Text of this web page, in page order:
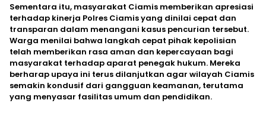
Sementara itu, masyarakat Ciamis memberikan apresiasi
terhadap kinerja Polres Ciamis yang dinilai cepat dan
transparan dalam menangani kasus pencurian tersebut.
Warga menilai bahwa langkah cepat pihak kepolisian
telah memberikan rasa aman dan kepercayaan bagi
masyarakat terhadap aparat penegak hukum. Mereka
berharap upaya ini terus dilanjutkan agar wilayah Ciamis
semakin kondusif dari gangguan keamanan, terutama
yang menyasar fasilitas umum dan pendidikan.